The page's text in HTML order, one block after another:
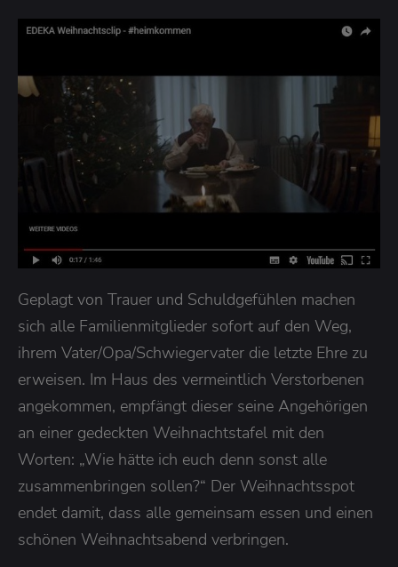
Geplagt von Trauer und Schuldgefühlen machen
sich alle Familienmitglieder sofort auf den Weg,
ihrem Vater/Opa/Schwiegervater die letzte Ehre zu
erweisen. Im Haus des vermeintlich Verstorbenen
angekommen, empfängt dieser seine Angehörigen
an einer gedeckten Weihnachtstafel mit den
Worten: „Wie hätte ich euch denn sonst alle
zusammenbringen sollen?“ Der Weihnachtsspot
endet damit, dass alle gemeinsam essen und einen
schönen Weihnachtsabend verbringen.